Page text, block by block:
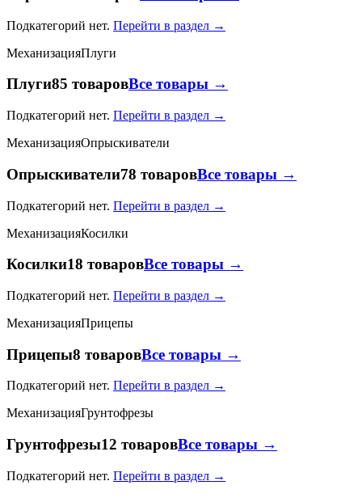
Подкатегорий нет. Перейти в раздел →
МеханизацияПлуги
Плуги85 товаровВсе товары →
Подкатегорий нет. Перейти в раздел →
МеханизацияОпрыскиватели
Опрыскиватели78 товаровВсе товары →
Подкатегорий нет. Перейти в раздел →
МеханизацияКосилки
Косилки18 товаровВсе товары →
Подкатегорий нет. Перейти в раздел →
МеханизацияПрицепы
Прицепы8 товаровВсе товары →
Подкатегорий нет. Перейти в раздел →
МеханизацияГрунтофрезы
Грунтофрезы12 товаровВсе товары →
Подкатегорий нет. Перейти в раздел →